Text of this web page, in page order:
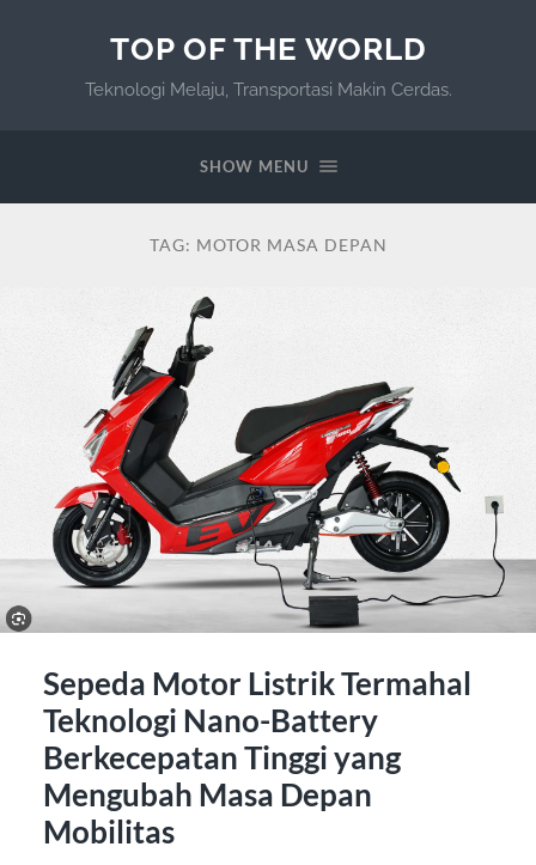
TOP OF THE WORLD
Teknologi Melaju, Transportasi Makin Cerdas.
SHOW MENU
TAG: MOTOR MASA DEPAN
Sepeda Motor Listrik Termahal
Teknologi Nano-Battery
Berkecepatan Tinggi yang
Mengubah Masa Depan
Mobilitas